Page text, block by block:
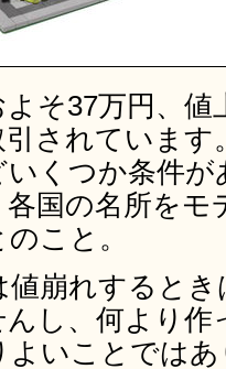
そ37万円、
引されていま
くつか条件
国の名所を
こと。
崩れすると
し、何より
いことでは